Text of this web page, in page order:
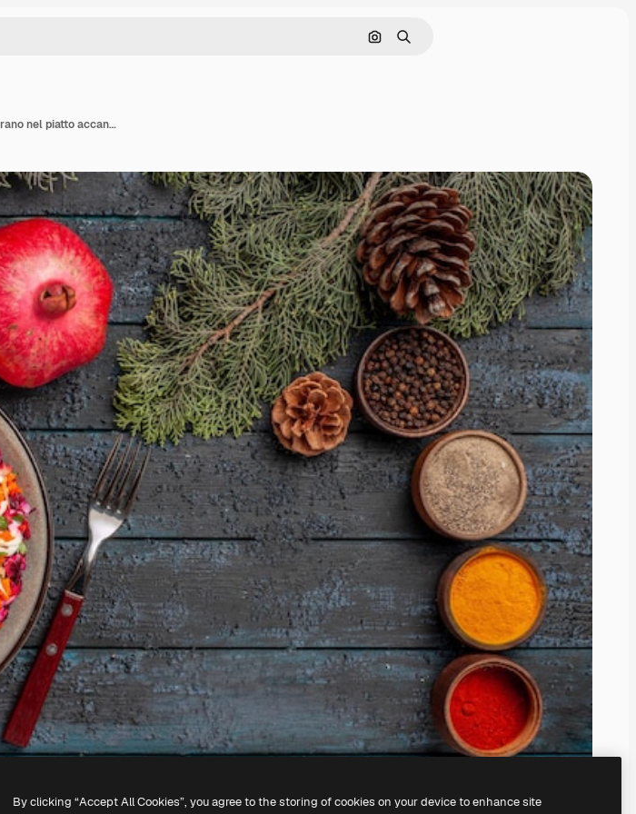
Cerca per immagine
Ricerca
Vista dall'alto piatto di melograno di patate semi di melograno nel piatto accanto ai rami di abete rosso con coni e spezie colorate
By clicking “Accept All Cookies”, you agree to the storing of cookies on your device to enhance site